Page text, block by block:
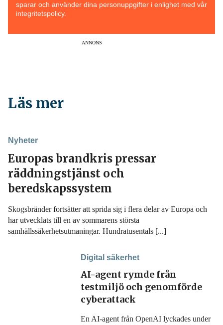
sparar och använder dina personuppgifter i enlighet med vår
integritetspolicy.
ANNONS
Läs mer
Nyheter
Europas brandkris pressar
räddningstjänst och
beredskapssystem
Skogsbränder fortsätter att sprida sig i flera delar av Europa och
har utvecklats till en av sommarens största
samhällssäkerhetsutmaningar. Hundratusentals [...]
Digital säkerhet
AI-agent rymde från
testmiljö och genomförde
cyberattack
En AI-agent från OpenAI lyckades under